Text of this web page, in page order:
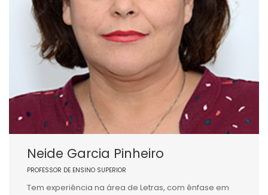
Neide Garcia Pinheiro
PROFESSOR DE ENSINO SUPERIOR
Tem experiência na área de Letras, com ênfase em